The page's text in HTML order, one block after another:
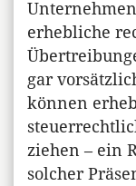
erhebliche
gar
können
ziehen – ein
solcher